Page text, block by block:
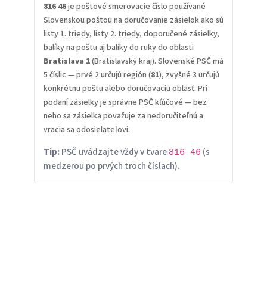
816 46je poštové smerovacie číslo používané
Slovenskou poštou na doručovanie zásielok ako sú
listy 1. triedy, listy 2. triedy, doporučené zásielky,
balíky na poštu aj balíky do ruky do oblasti
Bratislava 1(Bratislavský kraj). Slovenské PSČ má
5 číslic — prvé 2 určujú región (81), zvyšné 3 určujú
konkrétnu poštu alebo doručovaciu oblasť. Pri
podaní zásielky je správne PSČ kľúčové — bez
neho sa zásielka považuje za nedoručiteľnú a
vracia sa odosielateľovi.
Tip:PSČ uvádzajte vždy v tvare 816 46 (s
medzerou po prvých troch číslach).